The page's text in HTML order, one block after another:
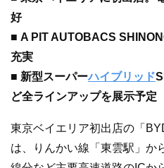
好
■ A PIT AUTOBACS
充実
■ 新型スーパーハイブリッド
ど全ラインアップを展示予定
東京ベイエリア初出店の「
は、りんかい線「東雲駅」か